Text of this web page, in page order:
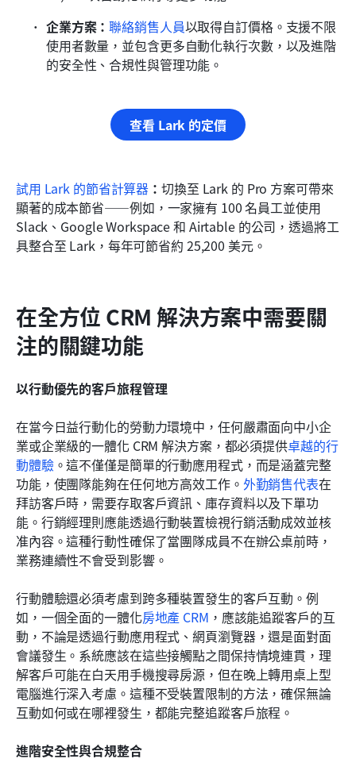
企業方案：聯絡銷售人員以取得自訂價格。支援不限
使用者數量，並包含更多自動化執行次數，以及進階
的安全性、合規性與管理功能。
查看 Lark 的定價
試用 Lark 的節省計算器 ：切換至 Lark 的 Pro 方案可帶來
顯著的成本節省——例如，一家擁有 100 名員工並使用
Slack、Google Workspace 和 Airtable 的公司，透過將工
具整合至 Lark，每年可節省約 25,200 美元。
在全方位 CRM 解決方案中需要關
注的關鍵功能
以行動優先的客戶旅程管理
在當今日益行動化的勞動力環境中，任何嚴肅面向中小企
業或企業級的一體化 CRM 解決方案，都必須提供卓越的行
動體驗。這不僅僅是簡單的行動應用程式，而是涵蓋完整
功能，使團隊能夠在任何地方高效工作。 外勤銷售代表在
拜訪客戶時，需要存取客戶資訊、庫存資料以及下單功
能。行銷經理則應能透過行動裝置檢視行銷活動成效並核
准內容。這種行動性確保了當團隊成員不在辦公桌前時，
業務連續性不會受到影響。
行動體驗還必須考慮到跨多種裝置發生的客戶互動。例
如，一個全面的一體化房地產 CRM ，應該能追蹤客戶的互
動，不論是透過行動應用程式、網頁瀏覽器，還是面對面
會議發生。系統應該在這些接觸點之間保持情境連貫，理
解客戶可能在白天用手機搜尋房源，但在晚上轉用桌上型
電腦進行深入考慮。這種不受裝置限制的方法，確保無論
互動如何或在哪裡發生，都能完整追蹤客戶旅程。
進階安全性與合規整合